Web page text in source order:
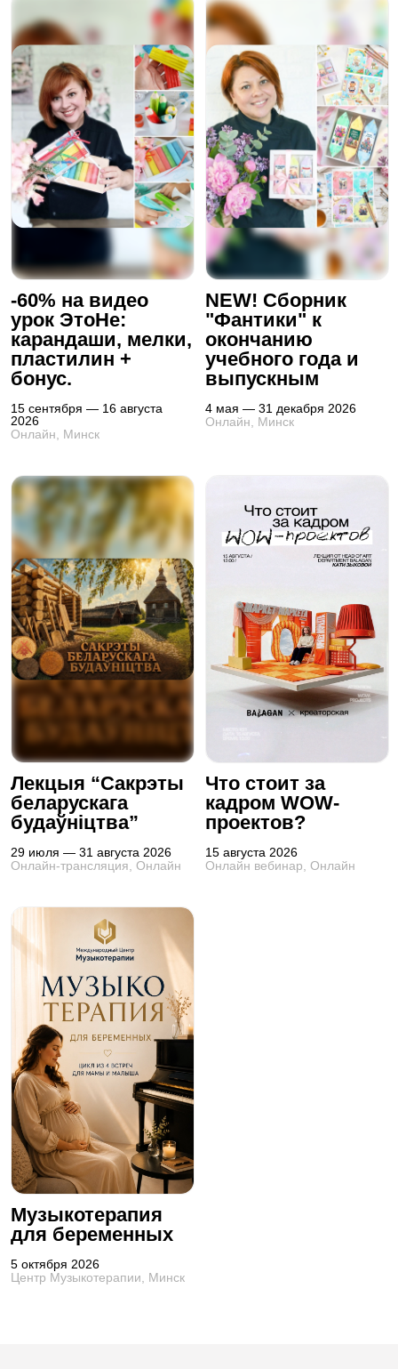
-60% на видео
урок ЭтоНе:
карандаши, мелки,
пластилин +
бонус.
15 сентября — 16 августа
2026
Онлайн, Минск
NEW! Сборник
"Фантики" к
окончанию
учебного года и
выпускным
4 мая — 31 декабря 2026
Онлайн, Минск
Лекцыя “Сакрэты
беларускага
будаўніцтва”
29 июля — 31 августа 2026
Онлайн-трансляция, Онлайн
Что стоит за
кадром WOW-
проектов?
15 августа 2026
Онлайн вебинар, Онлайн
Музыкотерапия
для беременных
5 октября 2026
Центр Музыкотерапии, Минск